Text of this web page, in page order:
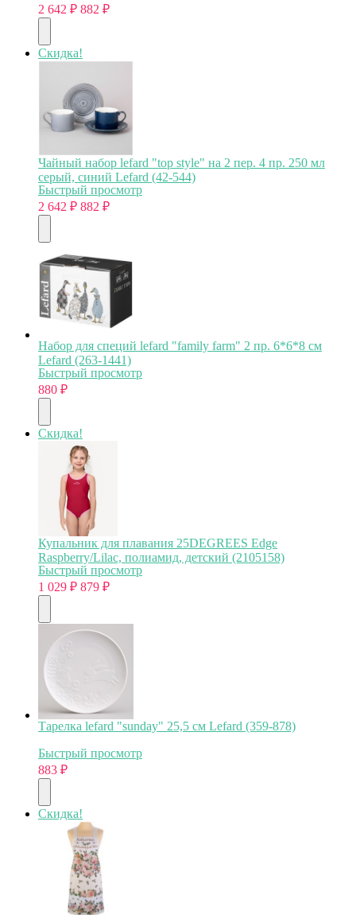
2 642 ₽ 882 ₽
Скидка!
Чайный набор lefard "top style" на 2 пер. 4 пр. 250 мл
серый, синий Lefard (42-544)
Быстрый просмотр
2 642 ₽ 882 ₽
Набор для специй lefard "family farm" 2 пр. 6*6*8 см
Lefard (263-1441)
Быстрый просмотр
880 ₽
Скидка!
Купальник для плавания 25DEGREES Edge
Raspberry/Lilac, полиамид, детский (2105158)
Быстрый просмотр
1 029 ₽ 879 ₽
Тарелка lefard "sunday" 25,5 см Lefard (359-878)
Быстрый просмотр
883 ₽
Скидка!